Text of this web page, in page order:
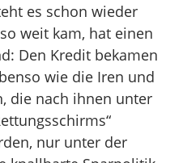
es schon wieder
weit kam, hat einen
Den Kredit bekamen
wie die Iren und
die nach ihnen unter
nur unter der